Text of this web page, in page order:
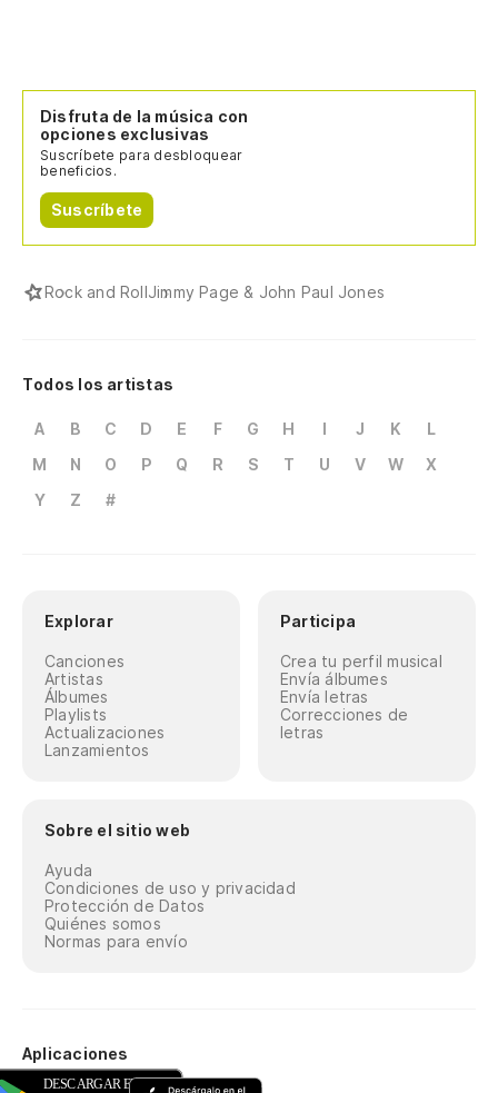
Disfruta de la música con
opciones exclusivas
Suscríbete para desbloquear
beneficios.
Suscríbete
Rock and RollJimmy Page & John Paul Jones
Todos los artistas
A B C D E F G H I J K
L
M
N O P Q R S T U V W
X
Y
Z #
Explorar
Canciones
Artistas
Álbumes
Playlists
Actualizaciones
Lanzamientos
Participa
Crea tu perfil musical
Envía álbumes
Envía letras
Correcciones de
letras
Sobre el sitio web
Ayuda
Condiciones de uso y privacidad
Protección de Datos
Quiénes somos
Normas para envío
Aplicaciones